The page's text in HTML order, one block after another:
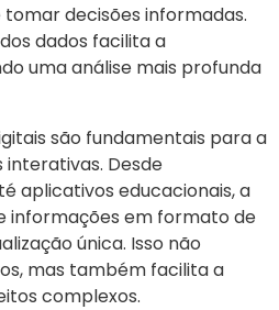
decisões informadas.
dados facilita a
uma análise mais profunda
são fundamentais para a
Desde
aplicativos educacionais, a
informações em formato de
única. Isso não
mas também facilita a
complexos.